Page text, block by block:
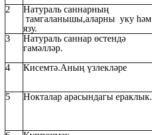
2
Натураль саннарның
тамгаланышы,аларны уку һәм
язу.
3
Натураль саннар өстендә
гамәлләр.
4
Кисемтә.Аның үзлекләре
5 Нокталар арасындагы ераклык.